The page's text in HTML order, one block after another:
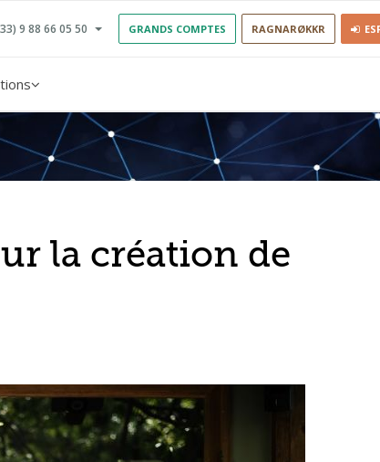
9 88 66 05 50 GRANDS COMPTES RAGNARØKKR
la création de